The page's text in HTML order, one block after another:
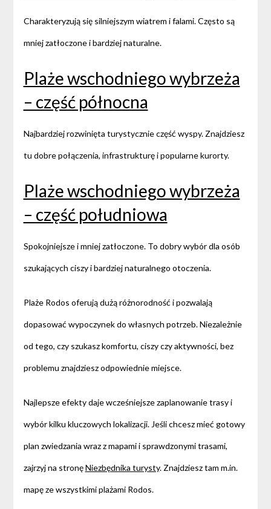
Charakteryzują się silniejszym wiatrem i falami. Często są
mniej zatłoczone i bardziej naturalne.
Plaże wschodniego wybrzeża
– część północna
Najbardziej rozwinięta turystycznie część wyspy. Znajdziesz
tu dobre połączenia, infrastrukturę i popularne kurorty.
Plaże wschodniego wybrzeża
– część południowa
Spokojniejsze i mniej zatłoczone. To dobry wybór dla osób
szukających ciszy i bardziej naturalnego otoczenia.
Plaże Rodos oferują dużą różnorodność i pozwalają
dopasować wypoczynek do własnych potrzeb. Niezależnie
od tego, czy szukasz komfortu, ciszy czy aktywności, bez
problemu znajdziesz odpowiednie miejsce.
Najlepsze efekty daje wcześniejsze zaplanowanie trasy i
wybór kilku kluczowych lokalizacji. Jeśli chcesz mieć gotowy
plan zwiedzania wraz z mapami i sprawdzonymi trasami,
zajrzyj na stronęNiezbędnika turysty. Znajdziesz tam m.in.
mapę ze wszystkimi plażami Rodos.